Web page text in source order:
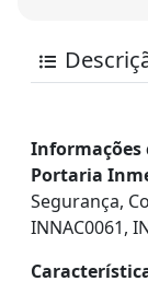
Informações
Portaria
Segurança,
INNAC0061,